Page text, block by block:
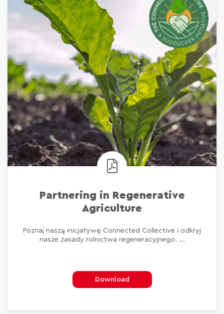
Partnering in Regenerative
Agriculture
Poznaj naszą inicjatywę Connected Collective i odkryj
nasze zasady rolnictwa regeneracyjnego. ...
Download